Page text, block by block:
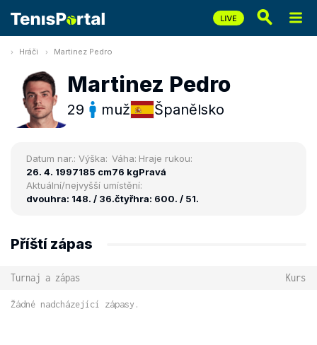
Hráči Martinez Pedro
Martinez Pedro
29 muž Španělsko
Datum nar.:
26. 4. 1997
Výška:
185 cm
Váha:
76 kg
Hraje rukou:
Pravá
Aktuální/nejvyšší umístění:
dvouhra: 148. / 36.čtyřhra: 600. / 51.
Příští zápas
Turnaj a zápas Kurs
Žádné nadcházející zápasy.